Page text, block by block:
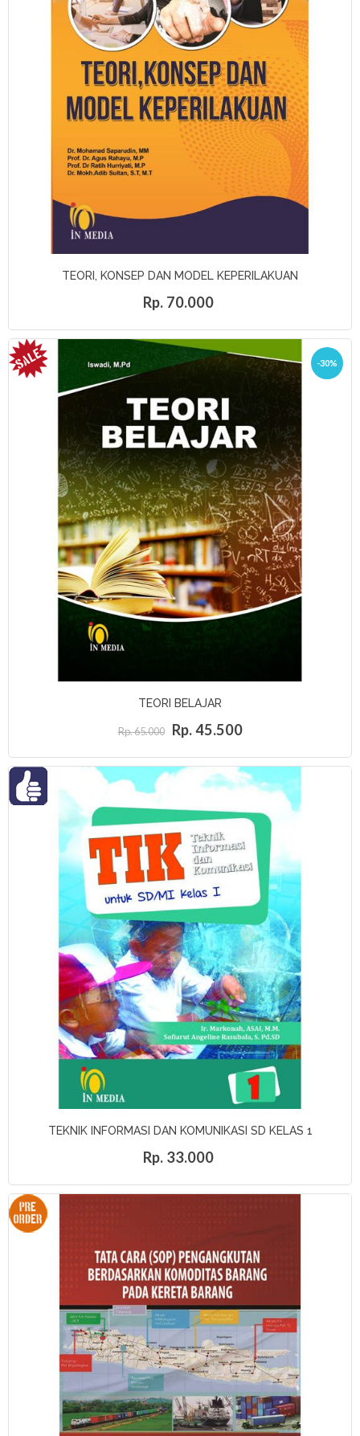
TEORI, KONSEP DAN MODEL KEPERILAKUAN
Rp. 70.000
-30%
TEORI BELAJAR
Rp. 65.000 Rp. 45.500
TEKNIK INFORMASI DAN KOMUNIKASI SD KELAS 1
Rp. 33.000